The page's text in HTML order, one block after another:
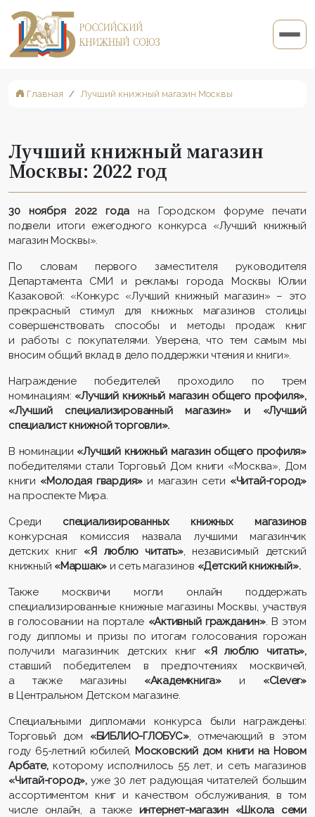
Главная Лучший книжный магазин Москвы
Лучший книжный магазин
Москвы: 2022 год
30 ноября 2022 годана Городском форуме печати
подвели итоги ежегодного конкурса «Лучший книжный
магазин Москвы».
По словам первого заместителя руководителя
Департамента СМИ и рекламы города Москвы Юлии
Казаковой: «Конкурс «Лучший книжный магазин» – это
прекрасный стимул для книжных магазинов столицы
совершенствовать способы и методы продаж книг
и работы с покупателями. Уверена, что тем самым мы
вносим общий вклад в дело поддержки чтения и книги».
Награждение победителей проходило по трем
номинациям: «Лучший книжный магазин общего профиля»,
«Лучший специализированный магазин» и
«Лучший
специалист книжной торговли».
В номинации «Лучший книжный магазин общего профиля»
победителями стали Торговый Дом книги «Москва», Дом
книги «Молодая гвардия» и магазин сети «Читай-город»
на проспекте Мира.
Среди специализированных книжных магазинов
конкурсная комиссия назвала лучшими магазинчик
детских книг «Я люблю читать», независимый детский
книжный «Маршак» и сеть магазинов «Детский книжный».
Также москвичи могли онлайн поддержать
специализированные книжные магазины Москвы, участвуя
в голосовании на портале «Активный гражданин». В этом
году дипломы и призы по итогам голосования горожан
получили магазинчик детских книг «Я люблю читать»,
ставший победителем в предпочтениях москвичей,
а также магазины «Академкнига» и «Clever»
в Центральном Детском магазине.
Специальными дипломами конкурса были награждены:
Торговый дом «БИБЛИО-ГЛОБУС», отмечающий в этом
году 65-летний юбилей, Московский дом книги на Новом
Арбате,которому исполнилось 55 лет, и сеть магазинов
«Читай-город»,уже 30 лет радующая читателей большим
ассортиментом книг и качеством обслуживания, в том
числе онлайн, а также интернет-магазин «Школа семи